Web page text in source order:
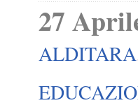
27
ALDITARA